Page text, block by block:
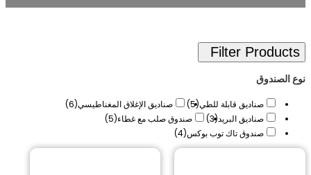
صناديق قابلة للطي(5) صناديق الإغلاق المغناطيسي(6)
صناديق البريد(3) صندوق صلب مع غطاء(5)
صندوق تاك توب بوكس(4)